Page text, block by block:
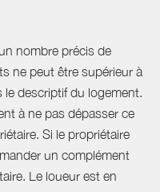
nombre précis de
ne peut être supérieur à
le descriptif du logement.
à ne pas dépasser ce
Si le propriétaire
un complément
Le loueur est en